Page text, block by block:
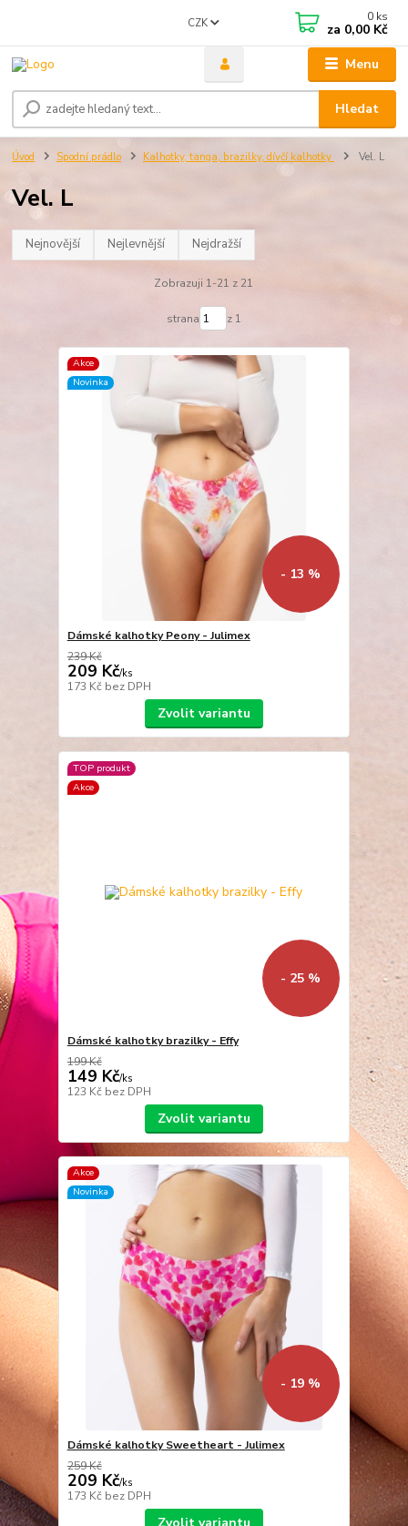
Menu
CZK
Hledat
0 ks
za 0,00 Kč
Úvod Spodní prádlo Kalhotky, tanga, brazilky, dívčí kalhotky Vel. L
Vel. L
Nejnovější Nejlevnější Nejdražší
Zobrazuji 1-21 z 21
strana z 1
Akce
Novinka
- 13 %
Dámské kalhotky Peony - Julimex
239 Kč
209 Kč/ks
173 Kč bez DPH
Zvolit variantu
TOP produkt
Akce
- 25 %
Dámské kalhotky brazilky - Effy
199 Kč
149 Kč/ks
123 Kč bez DPH
Zvolit variantu
Akce
Novinka
- 19 %
Dámské kalhotky Sweetheart - Julimex
259 Kč
209 Kč/ks
173 Kč bez DPH